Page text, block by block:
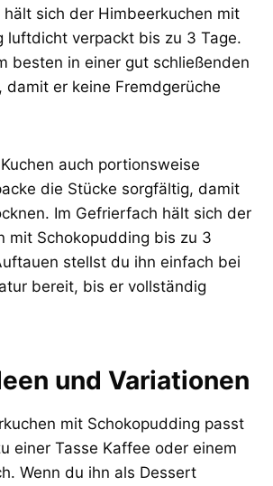
hält sich der Himbeerkuchen mit
luftdicht verpackt bis zu 3 Tage.
besten in einer gut schließenden
damit er keine Fremdgerüche
auch portionsweise
die Stücke sorgfältig, damit
Im Gefrierfach hält sich der
mit Schokopudding bis zu 3
stellst du ihn einfach bei
bereit, bis er vollständig
und Variationen
mit Schokopudding passt
einer Tasse Kaffee oder einem
Wenn du ihn als Dessert